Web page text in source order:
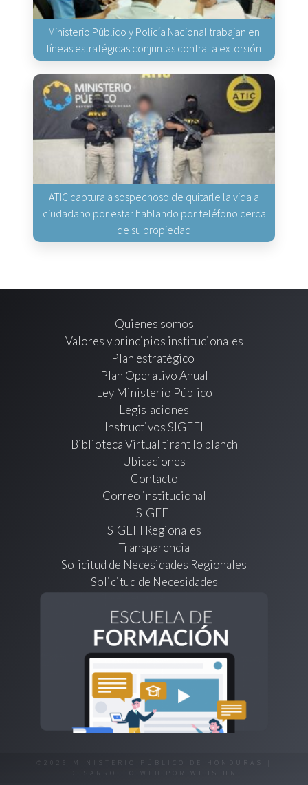
Ministerio Público y Policía Nacional trabajan en
líneas estratégicas conjuntas contra la extorsión
ATIC captura a sospechoso de quitarle la vida a
ciudadano por estar hablando por teléfono cerca
de su propiedad
Quienes somos
Valores y principios institucionales
Plan estratégico
Plan Operativo Anual
Ley Ministerio Público
Legislaciones
Instructivos SIGEFI
Biblioteca Virtual tirant lo blanch
Ubicaciones
Contacto
Correo institucional
SIGEFI
SIGEFI Regionales
Transparencia
Solicitud de Necesidades Regionales
Solicitud de Necesidades
©2026 MINISTERIO PÚBLICO DE HONDURAS |
DESARROLLO WEB POR
WEBS.HN